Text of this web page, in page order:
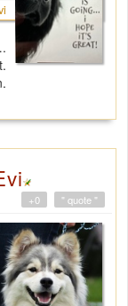
" quote "
+0